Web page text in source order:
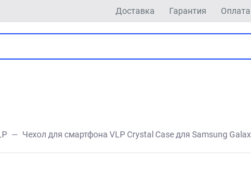
Доставка Гарантия Оплата
Чехол для смартфона VLP Crystal Case для Samsung